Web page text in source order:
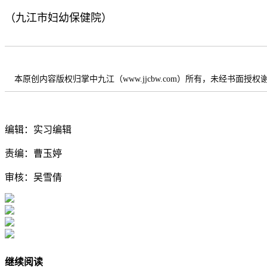
（九江市妇幼保健院）
本原创内容版权归掌中九江（www.jjcbw.com）所有，未经书面授权
编辑：实习编辑
责编：曹玉婷
审核：吴雪倩
继续阅读